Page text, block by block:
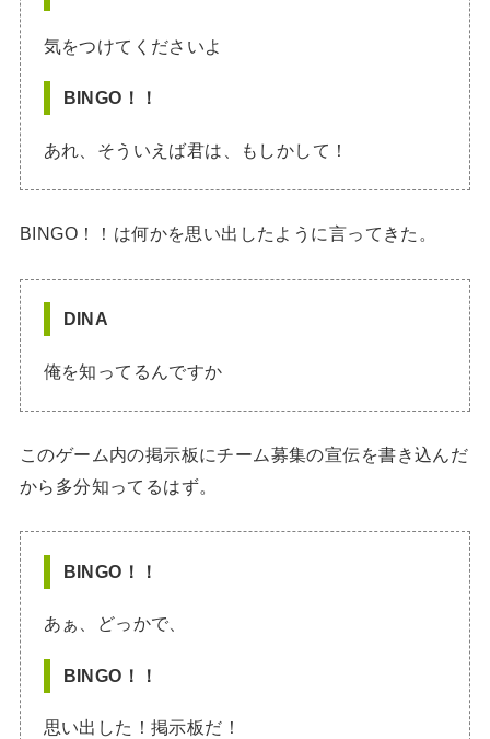
気をつけてくださいよ
BINGO！！
あれ、そういえば君は、もしかして！
BINGO！！は何かを思い出したように言ってきた。
DINA
俺を知ってるんですか
このゲーム内の掲示板にチーム募集の宣伝を書き込んだ
から多分知ってるはず。
BINGO！！
あぁ、どっかで、
BINGO！！
思い出した！掲示板だ！